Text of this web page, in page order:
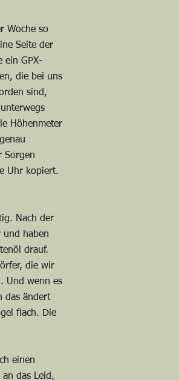
Woche so
Seite der
ein GPX-
die bei uns
sind,
Höhenmeter
Sorgen
Uhr kopiert.
Nach der
und haben
drauf.
die wir
Und wenn es
das ändert
flach. Die
einen
das Leid,